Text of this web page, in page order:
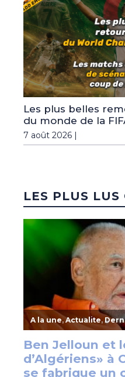
Les plus belles
du monde de la
7 août 2026 |
LES PLUS LUS